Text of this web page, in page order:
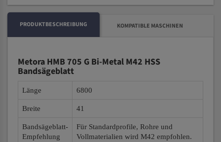
PRODUKTBESCHREIBUNG KOMPATIBLE MASCHINEN
Metora HMB 705 G Bi-Metal M42 HSS
Bandsägeblatt
Länge 6800
Breite 41
Bandsägeblatt-
Empfehlung
Für Standardprofile, Rohre und
Vollmaterialien wird M42 empfohlen.